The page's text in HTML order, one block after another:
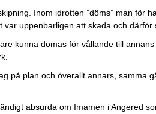
Inom idrotten ”döms” man för
var uppenbarligen att skada och därför
kunna dömas för vållande till
på plan och överallt annars, samma
absurda om Imamen i Angered